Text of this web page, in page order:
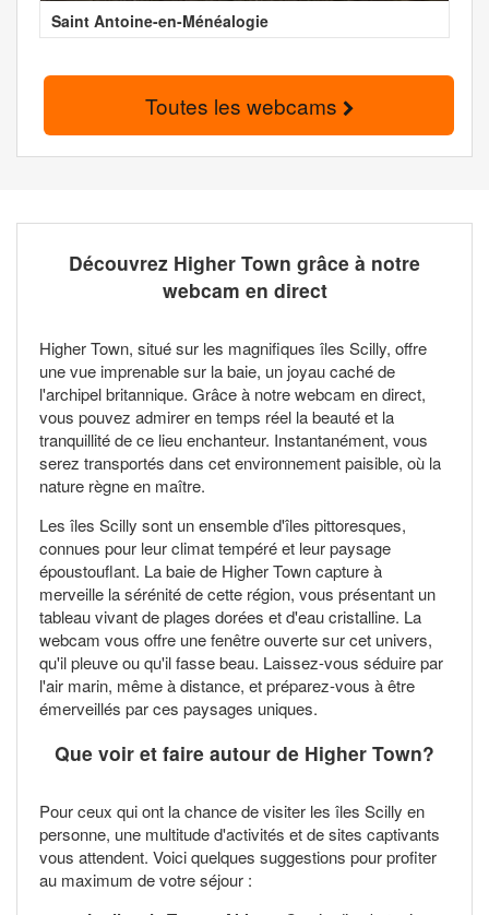
Saint Antoine-en-Ménéalogie
Toutes les webcams
Découvrez Higher Town grâce à notre
webcam en direct
Higher Town, situé sur les magnifiques îles Scilly, offre
une vue imprenable sur la baie, un joyau caché de
l'archipel britannique. Grâce à notre webcam en direct,
vous pouvez admirer en temps réel la beauté et la
tranquillité de ce lieu enchanteur. Instantanément, vous
serez transportés dans cet environnement paisible, où la
nature règne en maître.
Les îles Scilly sont un ensemble d'îles pittoresques,
connues pour leur climat tempéré et leur paysage
époustouflant. La baie de Higher Town capture à
merveille la sérénité de cette région, vous présentant un
tableau vivant de plages dorées et d'eau cristalline. La
webcam vous offre une fenêtre ouverte sur cet univers,
qu'il pleuve ou qu'il fasse beau. Laissez-vous séduire par
l'air marin, même à distance, et préparez-vous à être
émerveillés par ces paysages uniques.
Que voir et faire autour de Higher Town?
Pour ceux qui ont la chance de visiter les îles Scilly en
personne, une multitude d'activités et de sites captivants
vous attendent. Voici quelques suggestions pour profiter
au maximum de votre séjour :